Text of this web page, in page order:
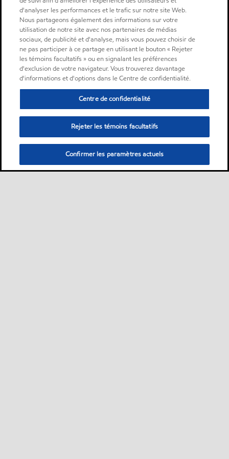
d'analyser les performances et le trafic sur notre site Web.
Nous partageons également des informations sur votre
utilisation de notre site avec nos partenaires de médias
sociaux, de publicité et d'analyse, mais vous pouvez choisir de
ne pas participer à ce partage en utilisant le bouton « Rejeter
les témoins facultatifs » ou en signalant les préférences
d'exclusion de votre navigateur. Vous trouverez davantage
d'informations et d'options dans le Centre de confidentialité.
Centre de confidentialité
Rejeter les témoins facultatifs
Confirmer les paramètres actuels